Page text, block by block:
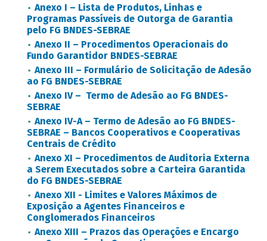
Anexo I – Lista de Produtos, Linhas e
Programas Passíveis de Outorga de Garantia
pelo FG BNDES-SEBRAE
Anexo II – Procedimentos Operacionais do
Fundo Garantidor BNDES-SEBRAE
Anexo III – Formulário de Solicitação de Adesão
ao FG BNDES-SEBRAE
Anexo IV – Termo de Adesão ao FG BNDES-
SEBRAE
Anexo IV-A – Termo de Adesão ao FG BNDES-
SEBRAE – Bancos Cooperativos e Cooperativas
Centrais de Crédito
Anexo XI – Procedimentos de Auditoria Externa
a Serem Executados sobre a Carteira Garantida
do FG BNDES-SEBRAE
Anexo XII - Limites e Valores Máximos de
Exposição a Agentes Financeiros e
Conglomerados Financeiros
Anexo XIII – Prazos das Operações e Encargo